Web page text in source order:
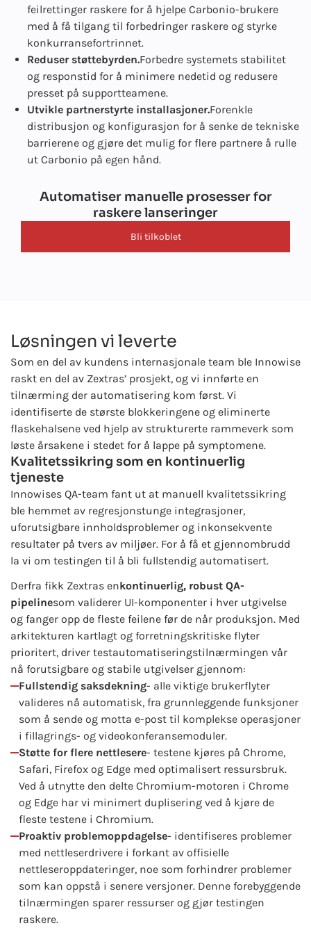
feilrettinger raskere for å hjelpe Carbonio-brukere
med å få tilgang til forbedringer raskere og styrke
konkurransefortrinnet.
Reduser støttebyrden.Forbedre systemets stabilitet
og responstid for å minimere nedetid og redusere
presset på supportteamene.
Utvikle partnerstyrte installasjoner.Forenkle
distribusjon og konfigurasjon for å senke de tekniske
barrierene og gjøre det mulig for flere partnere å rulle
ut Carbonio på egen hånd.
Automatiser manuelle prosesser for
raskere lanseringer
Bli tilkoblet
Løsningen vi leverte
Som en del av kundens internasjonale team ble Innowise
raskt en del av Zextras’ prosjekt, og vi innførte en
tilnærming der automatisering kom først. Vi
identifiserte de største blokkeringene og eliminerte
flaskehalsene ved hjelp av strukturerte rammeverk som
løste årsakene i stedet for å lappe på symptomene.
Kvalitetssikring som en kontinuerlig
tjeneste
Innowises QA-team fant ut at manuell kvalitetssikring
ble hemmet av regresjonstunge integrasjoner,
uforutsigbare innholdsproblemer og inkonsekvente
resultater på tvers av miljøer. For å få et gjennombrudd
la vi om testingen til å bli fullstendig automatisert.
Derfra fikk Zextras enkontinuerlig, robust QA-
pipelinesom validerer UI-komponenter i hver utgivelse
og fanger opp de fleste feilene før de når produksjon. Med
arkitekturen kartlagt og forretningskritiske flyter
prioritert, driver testautomatiseringstilnærmingen vår
nå forutsigbare og stabile utgivelser gjennom:
Fullstendig saksdekning- alle viktige brukerflyter
valideres nå automatisk, fra grunnleggende funksjoner
som å sende og motta e-post til komplekse operasjoner
i fillagrings- og videokonferansemoduler.
Støtte for flere nettlesere- testene kjøres på Chrome,
Safari, Firefox og Edge med optimalisert ressursbruk.
Ved å utnytte den delte Chromium-motoren i Chrome
og Edge har vi minimert duplisering ved å kjøre de
fleste testene i Chromium.
Proaktiv problemoppdagelse- identifiseres problemer
med nettleserdrivere i forkant av offisielle
nettleseroppdateringer, noe som forhindrer problemer
som kan oppstå i senere versjoner. Denne forebyggende
tilnærmingen sparer ressurser og gjør testingen
raskere.